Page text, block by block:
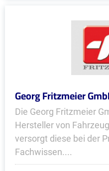
Georg Fritzmeier
Die Georg Fritzmeier
Hersteller von
versorgt diese bei der
Fachwissen....